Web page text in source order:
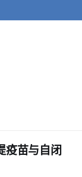
疫苗与自闭